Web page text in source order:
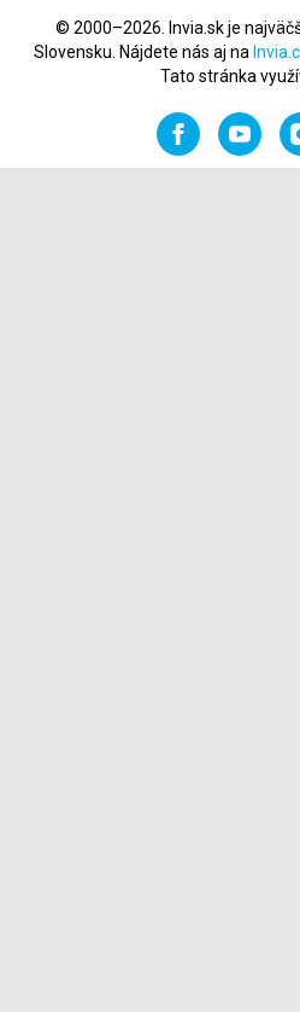
© 2000–2026. Invia.sk je
Slovensku. Nájdete nás aj na
Tato stránka
Facebook